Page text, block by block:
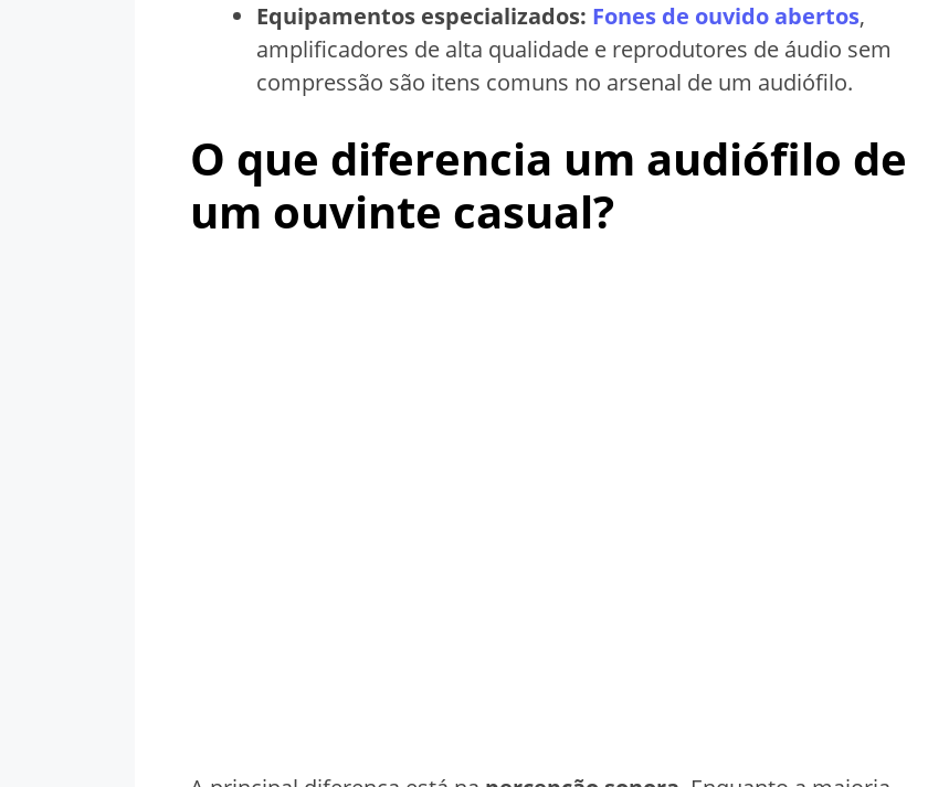
Equipamentos especializados: Fones de ouvido abertos,
amplificadores de alta qualidade e reprodutores de áudio sem
compressão são itens comuns no arsenal de um audiófilo.
O que diferencia um audiófilo de
um ouvinte casual?